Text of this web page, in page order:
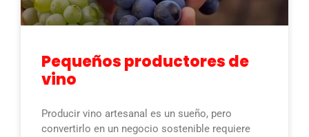
Pequeños productores de
vino
Producir vino artesanal es un sueño, pero
convertirlo en un negocio sostenible requiere